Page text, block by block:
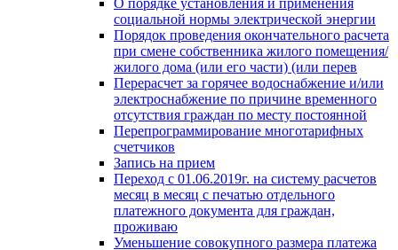
О порядке установления и применения
социальной нормы электрической энергии
Порядок проведения окончательного расчета
при смене собственника жилого помещения/
жилого дома (или его части) (или перев
Перерасчет за горячее водоснабжение и/или
электроснабжение по причине временного
отсутствия граждан по месту постоянной
Перепрограммирование многотарифных
счетчиков
Запись на прием
Переход с 01.06.2019г. на систему расчетов
месяц в месяц с печатью отдельного
платежного документа для граждан,
проживаю
Уменьшение совокупного размера платежа